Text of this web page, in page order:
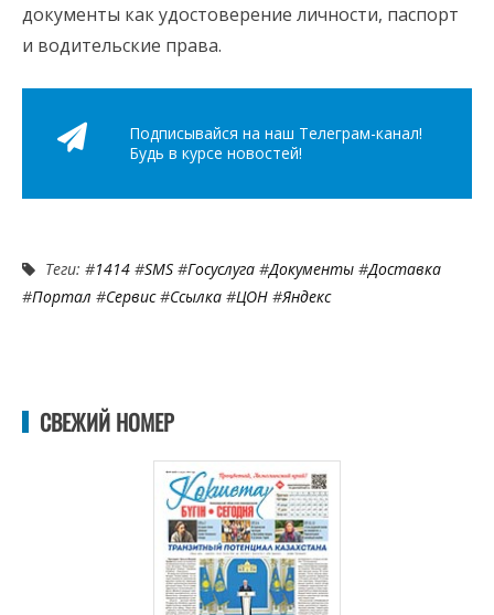
документы как удостоверение личности, паспорт
и водительские права.
Подписывайся на наш Телеграм-канал!
Будь в курсе новостей!
Теги: #1414 #SMS #Госуслуга #Документы #Доставка
#Портал #Сервис#Ссылка #ЦОН #Яндекс
СВЕЖИЙ НОМЕР